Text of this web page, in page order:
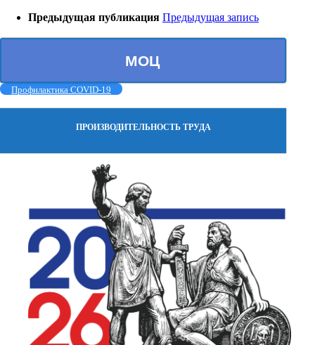
Предыдущая публикация Предыдущая запись
МОЦ
Профилактика COVID-19
ПРОИЗВОДИТЕЛЬНОСТЬ ТРУДА